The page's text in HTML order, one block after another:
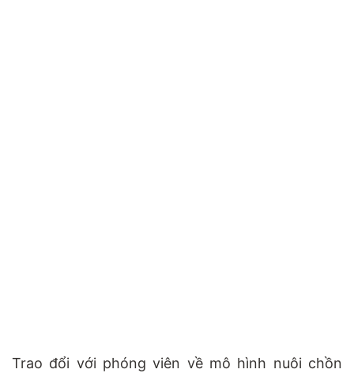
Trao đổi với phóng viên về mô hình nuôi chồn